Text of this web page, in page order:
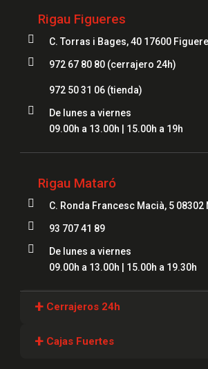
Rigau Figueres
 C. Torras i Bages, 40 17600
 972 67 80 80 (cerrajero 24h)
972 50 31 06(tienda)

De lunes a viernes
09.00h a 13.00h | 15.00h a 19h
Rigau Mataró
 C. Ronda Francesc Macià, 5 08302
 93 707 41 89

De lunes a viernes
09.00h a 13.00h | 15.00h a 19.30h
+ Cerrajeros 24h
Cerrajeros Girona
+ Cajas Fuertes